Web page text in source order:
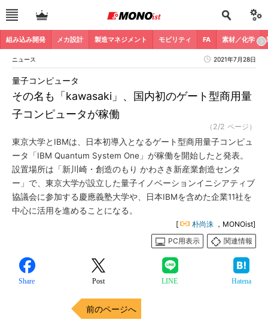
組み込み開発 メカ設計 製造マネジメント モビリティ FA 素材／化学
ニュース 2021年7月28日
その名も「kawasaki」、国内初のゲート型商用量
子コンピュータが稼働
量子コンピュータ
（2/2 ページ）
東京大学とIBMは、日本初導入となるゲート型商用量子コンピュ
ータ「IBM Quantum System One」が稼働を開始したと発表。
設置場所は「新川崎・創造のもり かわさき新産業創造センタ
ー」で、東京大学が設立した量子イノベーションイニシアティブ
協議会に参加する慶應義塾大学や、日本IBMを含めた企業11社を
中心に活用を進めることになる。
[ 朴尚洙 ，MONOist]
PC用表示
関連情報
Share Post LINE Hatena
前のページへ